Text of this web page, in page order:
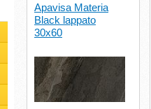
Apavisa Materia
Black lappato
30x60